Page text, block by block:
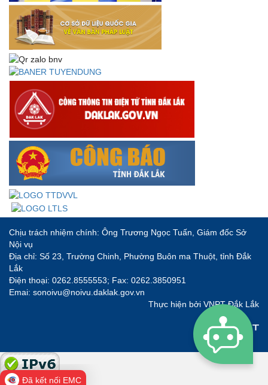
Thông báo về việc đăng tải Bộ câu hỏi và gợi ý trả lời Hội
thi dân vận khéo năm 2023
Chịu trách nhiệm chính: Ông Trương Ngọc Tuấn, Giám đốc Sở
Nội vụ
Địa chỉ: Số 23, Trường Chinh, Phường Buôn ma Thuột, tỉnh Đắk
Lắk
Điện thoại: 0262.8555553; Fax: 0262.3850951
Emai: sonoivu@noivu.daklak.gov.vn
Thực hiện bởi VNPT Đắk Lắk
Đã kết nối EMC